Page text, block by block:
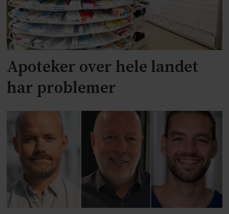
Apoteker over hele landet
har problemer